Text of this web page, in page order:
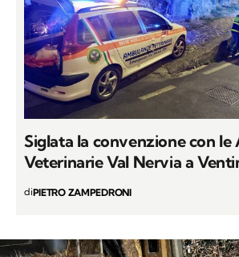
Siglata la convenzione con le
Veterinarie Val Nervia a
diPIETRO ZAMPEDRONI